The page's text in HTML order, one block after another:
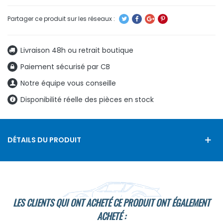
Livraison 48h ou retrait boutique
Paiement sécurisé par CB
Notre équipe vous conseille
Disponibilité réelle des pièces en stock
DÉTAILS DU PRODUIT
LES CLIENTS QUI ONT ACHETÉ CE PRODUIT ONT ÉGALEMENT
ACHETÉ :